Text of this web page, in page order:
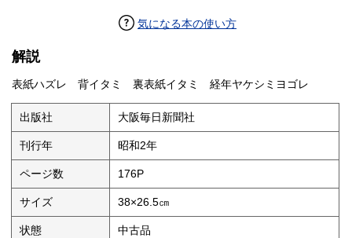
気になる本の使い方
解説
表紙ハズレ 背イタミ 裏表紙イタミ 経年ヤケシミヨゴレ
出版社 大阪毎日新聞社
刊行年 昭和2年
ページ数 176P
サイズ 38×26.5㎝
状態 中古品